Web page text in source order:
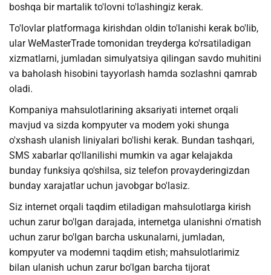
boshqa bir martalik to'lovni to'lashingiz kerak.
To'lovlar platformaga kirishdan oldin to'lanishi kerak bo'lib,
ular WeMasterTrade tomonidan treyderga ko'rsatiladigan
xizmatlarni, jumladan simulyatsiya qilingan savdo muhitini
va baholash hisobini tayyorlash hamda sozlashni qamrab
oladi.
Kompaniya mahsulotlarining aksariyati internet orqali
mavjud va sizda kompyuter va modem yoki shunga
o'xshash ulanish liniyalari bo'lishi kerak. Bundan tashqari,
SMS xabarlar qo'llanilishi mumkin va agar kelajakda
bunday funksiya qo'shilsa, siz telefon provayderingizdan
bunday xarajatlar uchun javobgar bo'lasiz.
Siz internet orqali taqdim etiladigan mahsulotlarga kirish
uchun zarur bo'lgan darajada, internetga ulanishni o'rnatish
uchun zarur bo'lgan barcha uskunalarni, jumladan,
kompyuter va modemni taqdim etish; mahsulotlarimiz
bilan ulanish uchun zarur bo'lgan barcha tijorat